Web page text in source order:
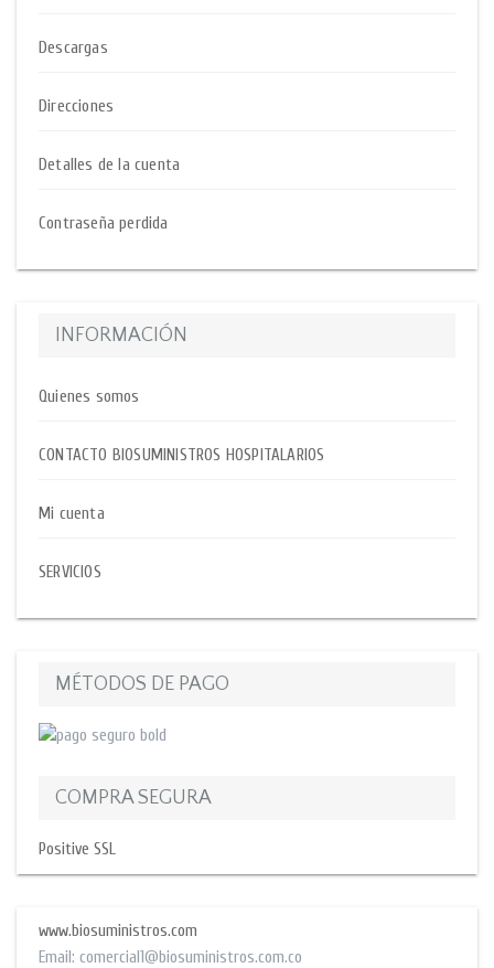
Descargas
Direcciones
Detalles de la cuenta
Contraseña perdida
INFORMACIÓN
Quienes somos
CONTACTO BIOSUMINISTROS HOSPITALARIOS
Mi cuenta
SERVICIOS
MÉTODOS DE PAGO
COMPRA SEGURA
Positive SSL
www.biosuministros.com
Email: comercial1@biosuministros.com.co